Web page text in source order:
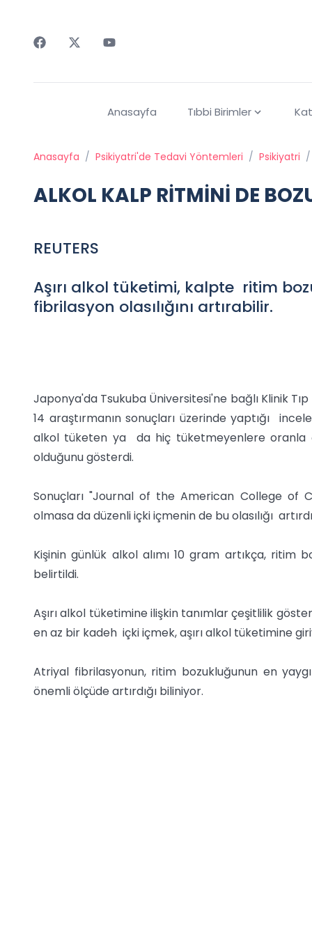
Anasayfa Tıbbi Birimler
Anasayfa / Psikiyatri'de Tedavi Yöntemleri / Psikiyatri /
ALKOL KALP RİTMİNİ DE
REUTERS
Aşırı alkol tüketimi, kalpte ritim
fibrilasyon olasılığını artırabilir.
Japonya'da Tsukuba Üniversitesi'ne bağlı Klinik
14 araştırmanın sonuçları üzerinde yaptığı
alkol tüketen ya da hiç tüketmeyenlere oranla
olduğunu gösterdi.
Sonuçları "Journal of the American College of
olmasa da düzenli içki içmenin de bu olasılığı
Kişinin günlük alkol alımı 10 gram artıkça, ritim
belirtildi.
Aşırı alkol tüketimine ilişkin tanımlar çeşitlilik
en az bir kadeh içki içmek, aşırı alkol tüketimine
Atriyal fibrilasyonun, ritim bozukluğunun en
önemli ölçüde artırdığı biliniyor.